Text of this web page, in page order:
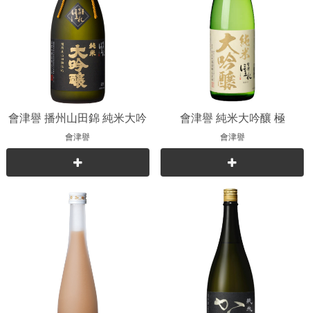
會津譽 播州山田錦 純米大吟
釀
會津譽
會津譽 純米大吟釀 極
會津譽